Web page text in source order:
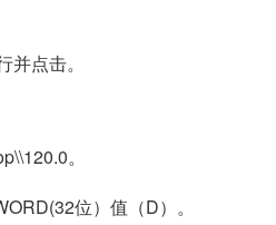
点击。
。
位）值（D）。